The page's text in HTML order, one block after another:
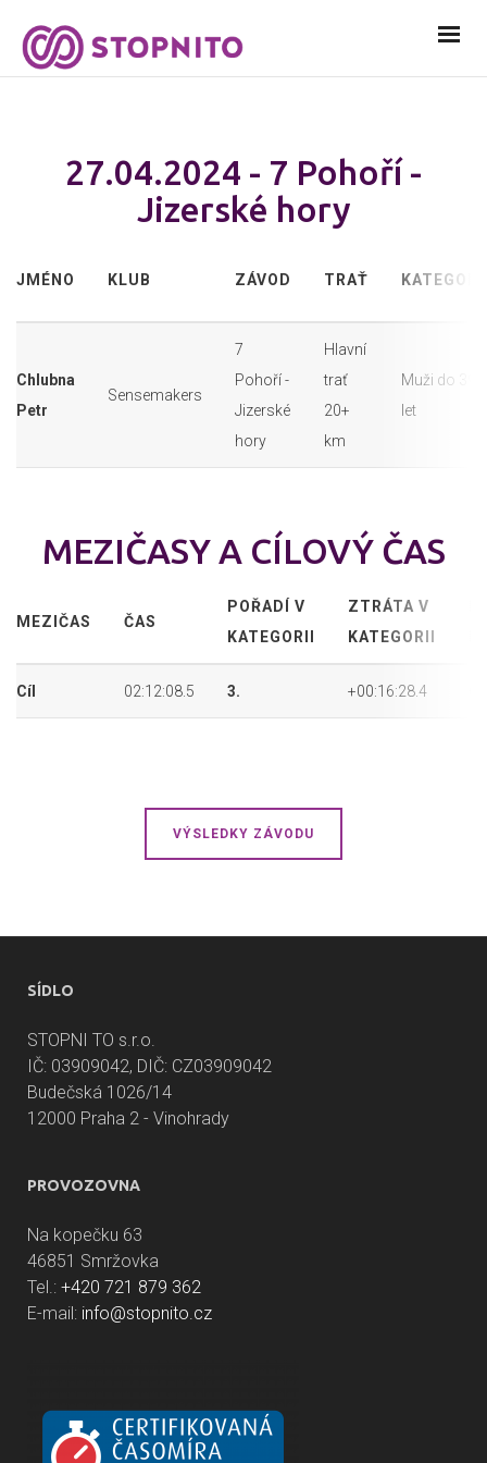
27.04.2024 - 7 Pohoří -
Jizerské hory
JMÉNO KLUB ZÁVOD TRAŤ
Chlubna
Petr
Sensemakers
7
Pohoří -
Jizerské
hory
Hlavní
trať
20+
km
Muži do 39
let
MEZIČASY A CÍLOVÝ ČAS
MEZIČAS ČAS
POŘADÍ V
KATEGORII
ZTRÁTA V
KATEGORII
Cíl 02:12:08.5 3. +00:16:28.4
VÝSLEDKY ZÁVODU
SÍDLO
STOPNI TO s.r.o.
IČ: 03909042, DIČ: CZ03909042
Budečská 1026/14
12000 Praha 2 - Vinohrady
PROVOZOVNA
Na kopečku 63
46851 Smržovka
Tel.: +420 721 879 362
E-mail: info@stopnito.cz